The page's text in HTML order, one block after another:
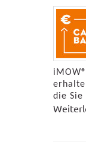
die Sie